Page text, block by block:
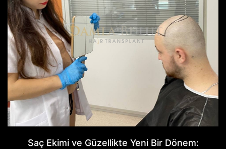
Saç Ekimi ve Güzellikte Yeni Bir Dönem: